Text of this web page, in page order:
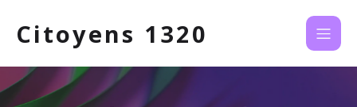
Citoyens 1320